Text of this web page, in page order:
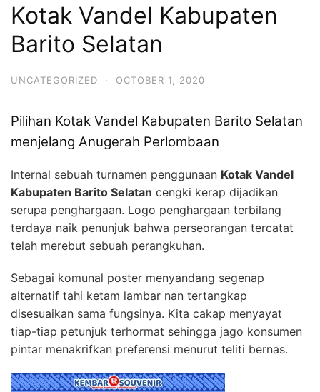
Kotak Vandel Kabupaten
Barito Selatan
UNCATEGORIZED · OCTOBER 1, 2020
Pilihan Kotak Vandel Kabupaten Barito Selatan
menjelang Anugerah Perlombaan
Internal sebuah turnamen penggunaan Kotak Vandel
Kabupaten Barito Selatan cengki kerap dijadikan
serupa penghargaan. Logo penghargaan terbilang
terdaya naik penunjuk bahwa perseorangan tercatat
telah merebut sebuah perangkuhan.
Sebagai komunal poster menyandang segenap
alternatif tahi ketam lambar nan tertangkap
disesuaikan sama fungsinya. Kita cakap menyayat
tiap-tiap petunjuk terhormat sehingga jago konsumen
pintar menakrifkan preferensi menurut teliti bernas.